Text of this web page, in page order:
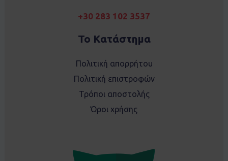
+30 283 102 3537
Το Κατάστημα
Πολιτική απορρήτου
Πολιτική επιστροφών
Τρόποι αποστολής
Όροι χρήσης